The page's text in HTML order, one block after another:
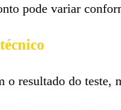
pode variar
resultado do teste,